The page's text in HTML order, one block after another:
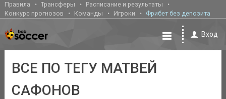
Правила Трансферы
Расписание и результаты
Конкурс прогнозов
Команды Игроки Фрибет без депозита
Вход
ВСЕ ПО ТЕГУ МАТВЕЙ
САФОНОВ